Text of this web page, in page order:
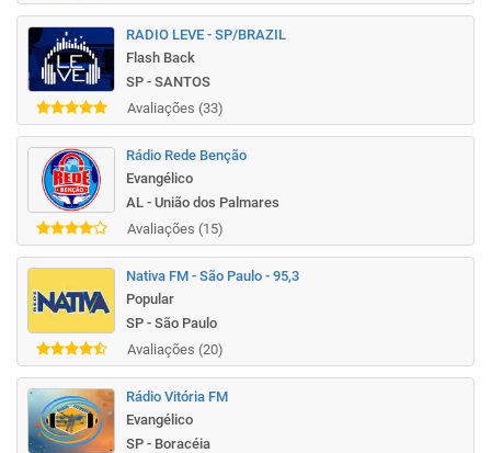
RADIO LEVE - SP/BRAZIL
Flash Back
SP - SANTOS
Avaliações (33)
Rádio Rede Benção
Evangélico
AL - União dos Palmares
Avaliações (15)
Nativa FM - São Paulo - 95,3
Popular
SP - São Paulo
Avaliações (20)
Rádio Vitória FM
Evangélico
SP - Boracéia